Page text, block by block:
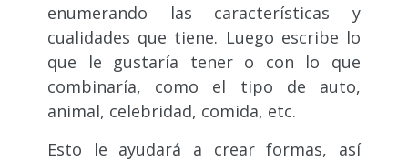
enumerando las características y
cualidades que tiene. Luego escribe lo
que le gustaría tener o con lo que
combinaría, como el tipo de auto,
animal, celebridad, comida, etc.
Esto le ayudará a crear formas, así